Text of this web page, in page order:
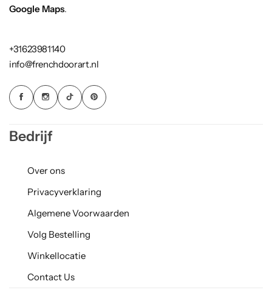
Google Maps.
+31623981140
info@frenchdoorart.nl
Bedrijf
Over ons
Privacyverklaring
Algemene Voorwaarden
Volg Bestelling
Winkellocatie
Contact Us